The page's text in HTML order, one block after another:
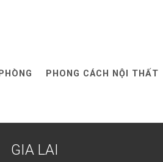
PHONG CÁCH NỘI THẤT
GIA LAI